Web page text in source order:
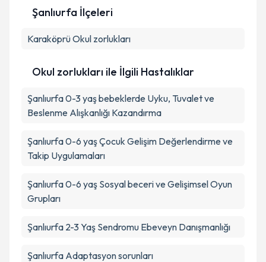
Şanlıurfa İlçeleri
KaraköprüOkul zorlukları
Okul zorlukları ile İlgili Hastalıklar
Şanlıurfa 0-3 yaş bebeklerde Uyku, Tuvalet ve
Beslenme Alışkanlığı Kazandırma
Şanlıurfa 0-6 yaş Çocuk Gelişim Değerlendirme ve
Takip Uygulamaları
Şanlıurfa 0-6 yaş Sosyal beceri ve Gelişimsel Oyun
Grupları
Şanlıurfa 2-3 Yaş Sendromu Ebeveyn Danışmanlığı
Şanlıurfa Adaptasyon sorunları